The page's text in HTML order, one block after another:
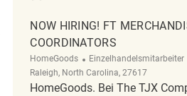
NOW HIRING! FT
COORDINATORS
HomeGoods Kategorie
Einzelhandelsmitarbeiter
Raleigh, North Carolina, 27617
HomeGoods. Bei The TJX